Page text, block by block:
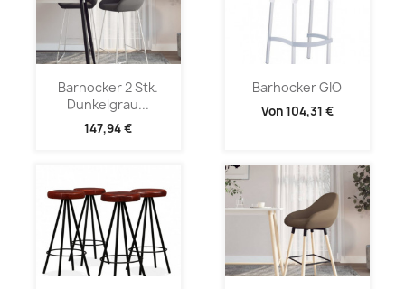
Barhocker 2 Stk.
Dunkelgrau...
147,94 €
Barhocker GIO
Von104,31 €